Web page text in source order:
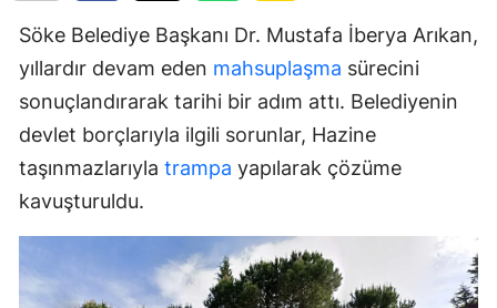
Söke Belediye Başkanı Dr. Mustafa İberya Arıkan,
yıllardır devam eden mahsuplaşma sürecini
sonuçlandırarak tarihi bir adım attı. Belediyenin
devlet borçlarıyla ilgili sorunlar, Hazine
taşınmazlarıyla trampa yapılarak çözüme
kavuşturuldu.